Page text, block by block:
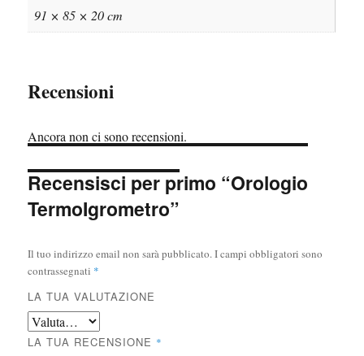
91 × 85 × 20 cm
Recensioni
Ancora non ci sono recensioni.
Recensisci per primo “Orologio
TermoIgrometro”
Il tuo indirizzo email non sarà pubblicato.I campi obbligatori sono
contrassegnati *
LA TUA VALUTAZIONE
LA TUA RECENSIONE *